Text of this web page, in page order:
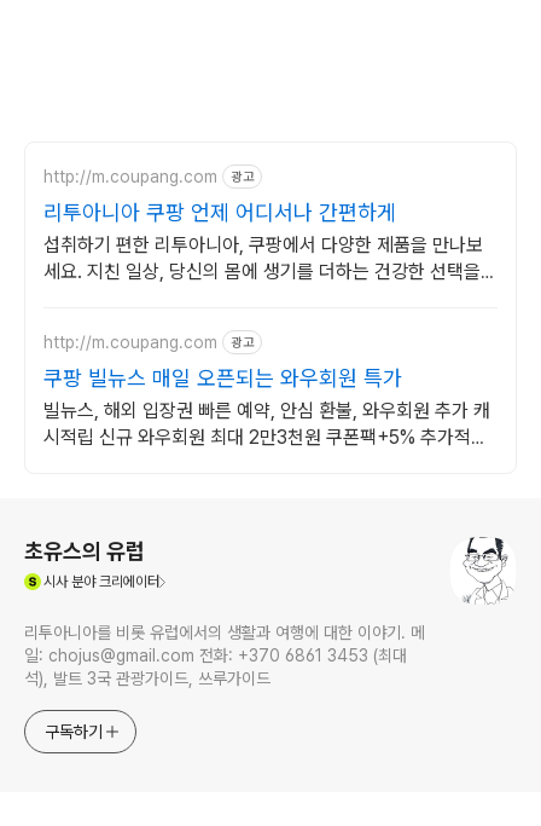
http://m.coupang.com 광고
리투아니아 쿠팡 언제 어디서나 간편하게
섭취하기 편한 리투아니아, 쿠팡에서 다양한 제품을 만나보
세요. 지친 일상, 당신의 몸에 생기를 더하는 건강한 선택을
http://m.coupang.com 광고
쿠팡 빌뉴스 매일 오픈되는 와우회원 특가
빌뉴스, 해외 입장권 빠른 예약, 안심 환불, 와우회원 추가 캐
시적립 신규 와우회원 최대 2만3천원 쿠폰팩+5% 추가적립
초유스의 유럽
시사분야 크리에이터
리투아니아를 비롯 유럽에서의 생활과 여행에 대한 이야기. 메
일: chojus@gmail.com 전화: +370 6861 3453 (최대
석), 발트 3국 관광가이드, 쓰루가이드
구독하기